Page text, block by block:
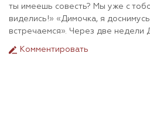
ты имеешь совесть? Мы уже с
виделись!» «Димочка, я
встречаемся». Через две недели
Комментировать